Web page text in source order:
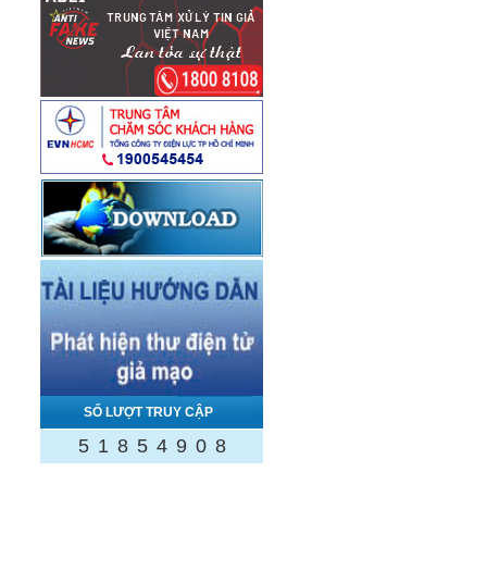
SỐ LƯỢT TRUY CẬP
5 1 8 5 4 9 0 8